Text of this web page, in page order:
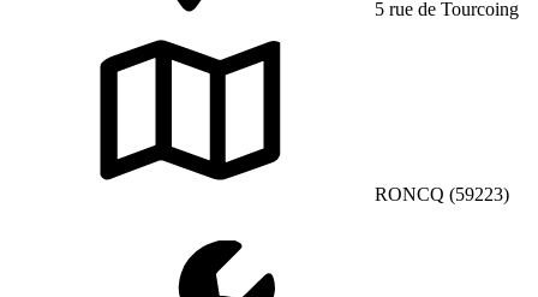
5 rue de Tourcoing
RONCQ (59223)